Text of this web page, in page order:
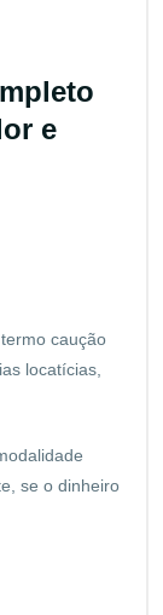
e
caução
locatícias,
se o dinheiro